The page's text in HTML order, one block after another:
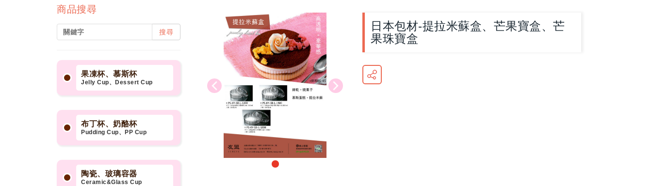
商品搜尋
搜尋
果凍杯、慕斯杯
Jelly Cup、Dessert Cup
布丁杯、奶酪杯
Pudding Cup、PP Cup
陶瓷、玻璃容器
Ceramic&Glass Cup
日本包材-提拉米蘇盒、芒果寶盒、芒
果珠寶盒